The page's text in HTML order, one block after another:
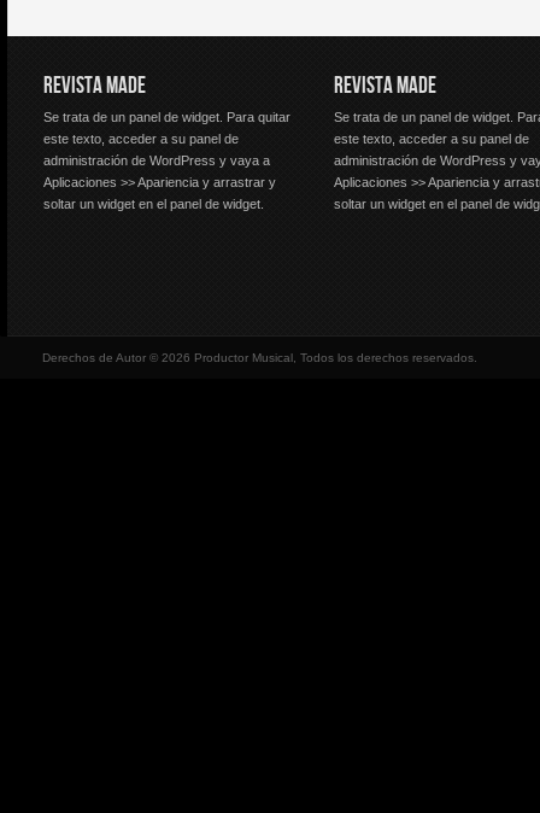
REVISTA MADE
Se trata de un panel de widget. Para quitar
este texto, acceder a su panel de
administración de WordPress y vaya a
Aplicaciones >> Apariencia y arrastrar y
soltar un widget en el panel de widget.
REVISTA MADE
Se trata de un panel de widget.
este texto, acceder a su panel de
administración de WordPress y
Aplicaciones >> Apariencia y
soltar un widget en el panel de
Derechos de Autor © 2026 Productor Musical, Todos los derechos reservados.